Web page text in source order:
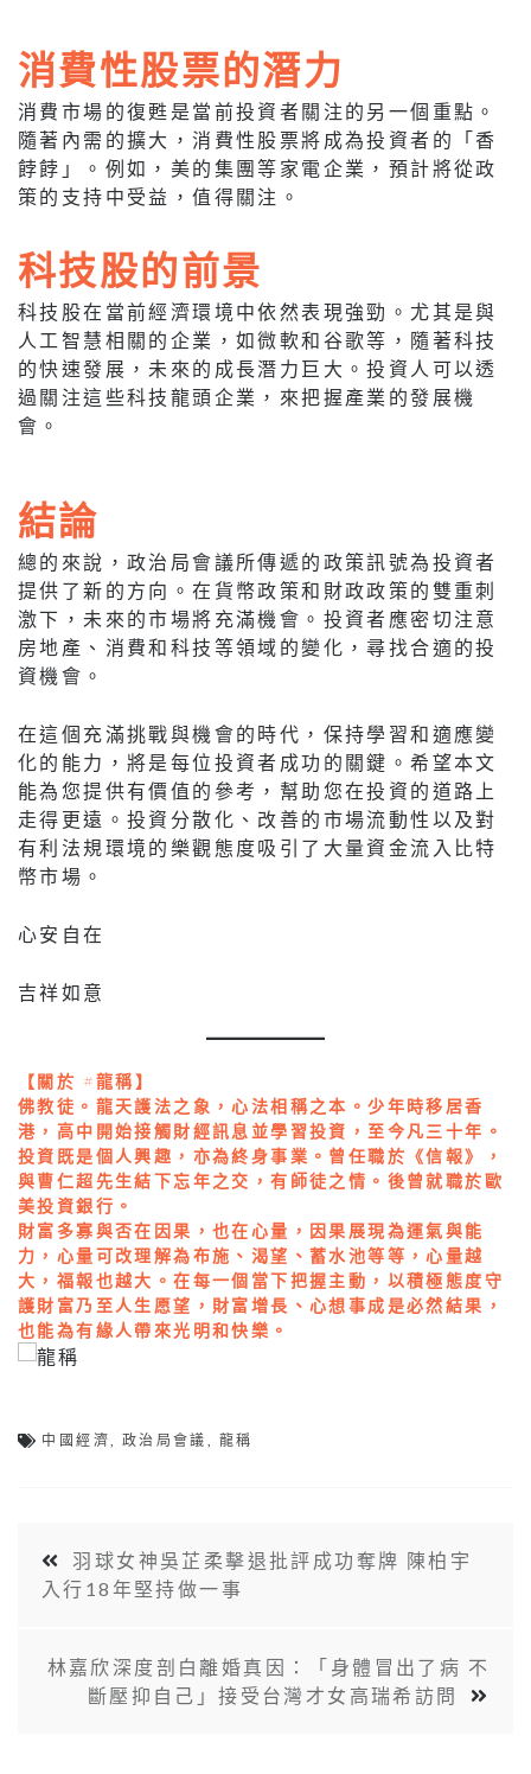
消費性股票的潛力
消費市場的復甦是當前投資者關注的另一個重點。
隨著內需的擴大，消費性股票將成為投資者的「香
餑餑」。例如，美的集團等家電企業，預計將從政
策的支持中受益，值得關注。
科技股的前景
科技股在當前經濟環境中依然表現強勁。尤其是與
人工智慧相關的企業，如微軟和谷歌等，隨著科技
的快速發展，未來的成長潛力巨大。投資人可以透
過關注這些科技龍頭企業，來把握產業的發展機
會。
結論
總的來說，政治局會議所傳遞的政策訊號為投資者
提供了新的方向。在貨幣政策和財政政策的雙重刺
激下，未來的市場將充滿機會。投資者應密切注意
房地產、消費和科技等領域的變化，尋找合適的投
資機會。
在這個充滿挑戰與機會的時代，保持學習和適應變
化的能力，將是每位投資者成功的關鍵。希望本文
能為您提供有價值的參考，幫助您在投資的道路上
走得更遠。投資分散化、改善的市場流動性以及對
有利法規環境的樂觀態度吸引了大量資金流入比特
幣市場。
⼼安⾃在
吉祥如意
【關於 #龍稱】
佛教徒。龍天護法之象，心法相稱之本。少年時移居香
港，高中開始接觸財經訊息並學習投資，至今凡三十年。
投資既是個人興趣，亦為終身事業。曾任職於《信報》，
與曹仁超先生結下忘年之交，有師徒之情。後曾就職於歐
美投資銀行。
財富多寡與否在因果，也在心量，因果展現為運氣與能
力，心量可改理解為布施、渴望、蓄水池等等，心量越
大，福報也越大。在每一個當下把握主動，以積極態度守
護財富乃至人生愿望，財富增長、心想事成是必然結果，
也能為有緣人帶來光明和快樂。
中國經濟 政治局會議 龍稱
羽球女神吳芷柔擊退批評成功奪牌 陳柏宇
入行18年堅持做一事
林嘉欣深度剖白離婚真因：「身體冒出了病 不
斷壓抑自己」接受台灣才女高瑞希訪問